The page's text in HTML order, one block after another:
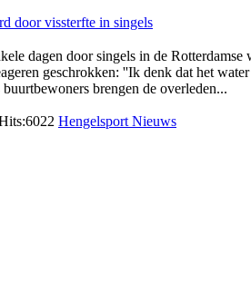
dagen door singels in de Rotterdamse
geschrokken: ''Ik denk dat het
brengen de overleden...
Hengelsport Nieuws